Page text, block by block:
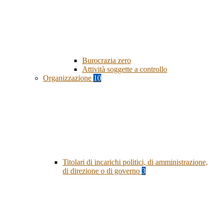
Burocrazia zero
Attività soggette a controllo
Organizzazione 10
Titolari di incarichi politici, di amministrazione,
di direzione o di governo 3